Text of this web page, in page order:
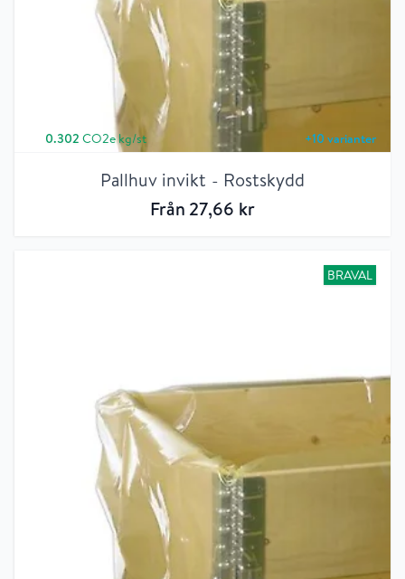
+10 varianter
0.302CO2e kg/st
Pallhuv invikt - Rostskydd
Från 27,66 kr
BRAVAL